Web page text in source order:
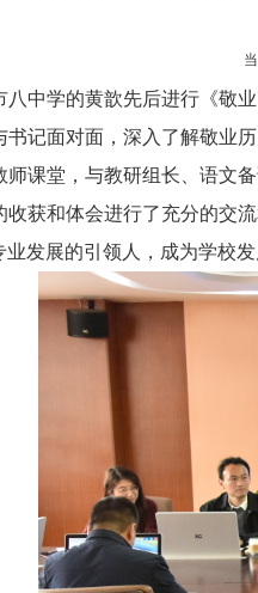
中学的黄歆先后进行《敬
记面对面，深入了解敬业
课堂，与教研组长、语文
获和体会进行了充分的交
发展的引领人，成为学校